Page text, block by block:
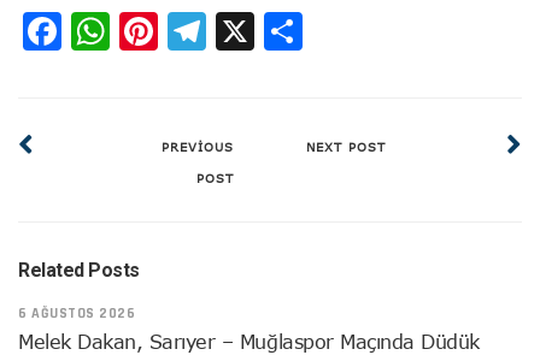
Facebook
WhatsApp
Pinterest
Telegram
X
PREVIOUS
POST
NEXT POST
Related Posts
6 AĞUSTOS 2026
Melek Dakan, Sarıyer – Muğlaspor Maçında Düdük